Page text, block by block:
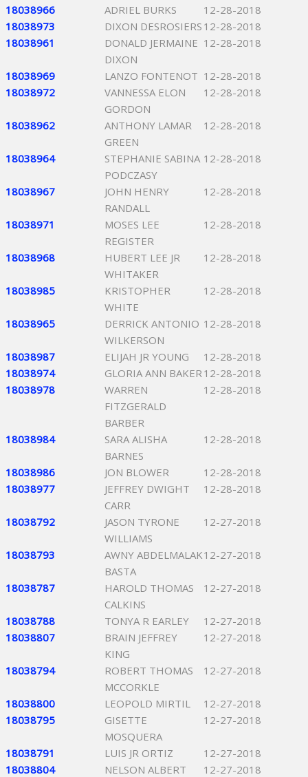
18038966 ADRIEL BURKS
12-28-2018
18038973
DIXON DESROSIERS 12-28-2018
18038961
DONALD JERMAINE
DIXON
12-28-2018
18038969 LANZO FONTENOT 12-28-2018
18038972
VANNESSA ELON
GORDON
12-28-2018
18038962
ANTHONY LAMAR
GREEN
12-28-2018
18038964
STEPHANIE SABINA
PODCZASY
12-28-2018
18038967
JOHN HENRY
RANDALL
12-28-2018
18038971
MOSES LEE
REGISTER
12-28-2018
18038968
HUBERT LEE JR
WHITAKER
12-28-2018
18038985
KRISTOPHER
WHITE
12-28-2018
18038965
DERRICK ANTONIO
WILKERSON
12-28-2018
18038987 ELIJAH JR YOUNG
12-28-2018
18038974
GLORIA ANN BAKER12-28-2018
18038978
WARREN
FITZGERALD
BARBER
12-28-2018
18038984
SARA ALISHA
BARNES
12-28-2018
18038986 JON BLOWER
12-28-2018
18038977
JEFFREY DWIGHT
CARR
12-28-2018
18038792
JASON TYRONE
WILLIAMS
12-27-2018
18038793
AWNY ABDELMALAK
BASTA
12-27-2018
18038787
HAROLD THOMAS
CALKINS
12-27-2018
18038788 TONYA R EARLEY
12-27-2018
18038807
BRAIN JEFFREY
KING
12-27-2018
18038794
ROBERT THOMAS
MCCORKLE
12-27-2018
18038800 LEOPOLD MIRTIL
12-27-2018
18038795
GISETTE
MOSQUERA
12-27-2018
18038791 LUIS JR ORTIZ
12-27-2018
18038804
NELSON ALBERT
12-27-2018